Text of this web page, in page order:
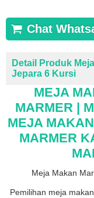
Chat
Detail Produk
Jepara 6 Kursi
MEJA
MARMER |
MEJA
MARMER
Meja Makan
Pemilihan meja